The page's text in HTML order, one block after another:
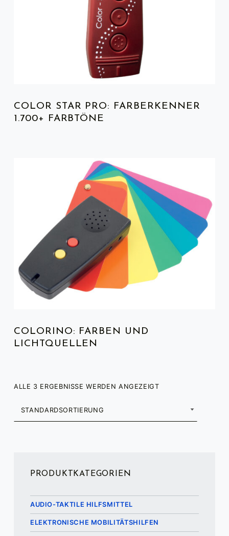
COLOR STAR PRO: FARBERKENNER
1.700+ FARBTÖNE
COLORINO: FARBEN UND
LICHTQUELLEN
ALLE 3 ERGEBNISSE WERDEN ANGEZEIGT
PRODUKTKATEGORIEN
AUDIO-TAKTILE HILFSMITTEL
ELEKTRONISCHE MOBILITÄTSHILFEN